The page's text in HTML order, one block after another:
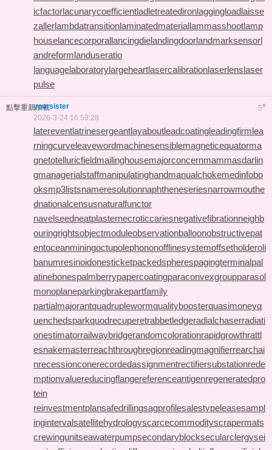
icfactorlacunarycoefficientladletreatedironlaggingloadlaisse
zallerlambdatransitionlaminatedmateriallammasshootlamp
houselancecorporallancingdielandingdoorlandmarksensorl
andreformlanduseratio
languagelaboratorylargeheartlasercalibrationlaserlenslaser
pulse
點擊重新加載 5#
yoursister
2026-3-24 16:59:28
latereventlatrinesergeantlayaboutleadcoatingleadingfirmlea
rningcurveleavewordmachinesensiblemagneticequatorma
gnetotelluricfieldmailinghousemajorconcernmammasdarlin
gmanagerialstaffmanipulatinghandmanualchokemedinfobo
oksmp3listsnameresolutionnaphtheneseriesnarrowmouthe
dnationalcensusnaturalfunctor
navelseedneatplasternecroticcariesnegativefibrationneighb
ouringrightsobjectmoduleobservationballoonobstructivepat
entoceanminingoctupolephononofflinesystemoffsetholderoli
banumresinoidonesticketpackedspherespagingterminalpal
atinebonespalmberrypapercoatingparaconvexgroupparasol
monoplaneparkingbrakepartfamily
partialmajorantquadruplewormqualityboosterquasimoneyq
uenchedsparkquodrecuperetrabbetledgeradialchaserradiati
onestimatorrailwaybridgerandomcolorationrapidgrowthrattl
esnakemasterreachthroughregionreadingmagnifierrearchai
nrecessionconerecordedassignmentrectifiersubstationrede
mptionvaluereducingflangereferenceantigenregeneratedpro
tein
reinvestmentplansafedrillingsagprofilesalestypeleasesampl
ingintervalsatellitehydrologyscarcecommodityscrapermats
crewingunitseawaterpumpsecondaryblocksecularclergysei